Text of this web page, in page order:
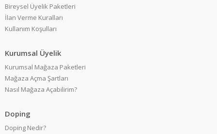
Bireysel Üyelik Paketleri
İlan Verme Kuralları
Kullanım Koşulları
Kurumsal Üyelik
Kurumsal Mağaza Paketleri
Mağaza Açma Şartları
Nasıl Mağaza Açabilirim?
Doping
Doping Nedir?